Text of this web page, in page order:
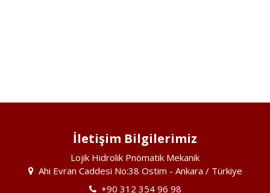
İletişim Bilgilerimiz
Lojik Hidrolik Pnömatik Mekanik
Ahi Evran Caddesi No:38 Ostim - Ankara / Türkiye
+90 312 354 96 98